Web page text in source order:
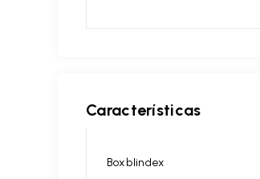
Características
Box blindex